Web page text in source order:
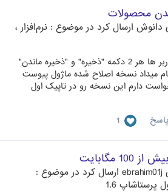
محصولات
دانوش ارسال کرد در موضوع : نرم‌افزار ،
سلام طبق گزارش برخی کاربر ها هر 2 دکمه "ذخیره" و "ذخیره ماندن"
میداد نسخه اصلاح شده ماژول پیوست
دارم این نسخه رو در تاپیک اول
1
مگابایت
ebrahim01j ارسال کرد در موضوع :
1.6